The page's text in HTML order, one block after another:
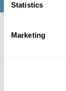
Statistics
Marketing
القدرات